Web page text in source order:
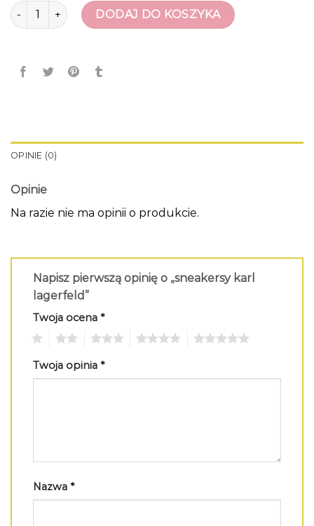
ilość sneakersy karl lagerfeldDODAJ DO KOSZYKA
OPINIE (0)
Opinie
Na razie nie ma opinii o produkcie.
Napisz pierwszą opinię o „sneakersy karl
lagerfeld”
Twoja ocena *
Twoja opinia *
Nazwa *